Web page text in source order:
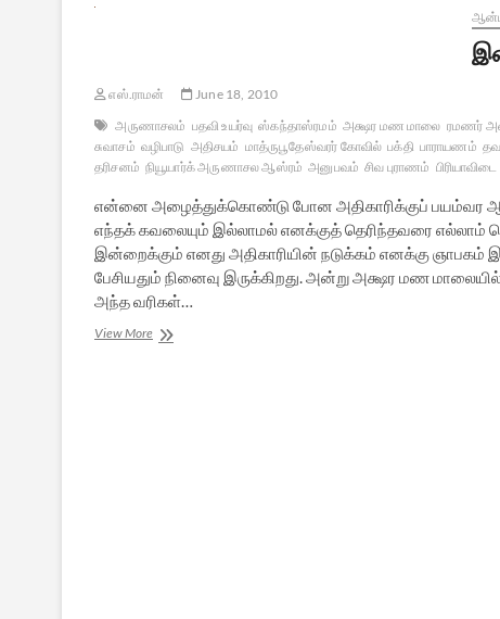
எஸ்.ராமன்
June 18, 2010
அருணாசலம் பதவி உயர்வு ஸ்கந்தாஸ்ரமம் அக்ஷர மண மாலை ரமணர்
சுவாசம் வழிபாடு அதிசயம் மாத்ருபூதேஸ்வரர் கோவில் பக்தி பாராயணம்
தரிசனம் நியூயார்க் அருணாசல ஆஸ்ரம் அனுபவம் சிவ புராணம் பிரியாவிடை
என்னை அழைத்துக்கொண்டு போன அதிகாரிக்குப் பயம்வர
எந்தக் கவலையும் இல்லாமல் எனக்குத் தெரிந்தவரை எல்லாம்
இன்றைக்கும் எனது அதிகாரியின் நடுக்கம் எனக்கு
பேசியதும் நினைவு இருக்கிறது. அன்று அக்ஷர மண
அந்த வரிகள்…
View Moreஇன்னும்